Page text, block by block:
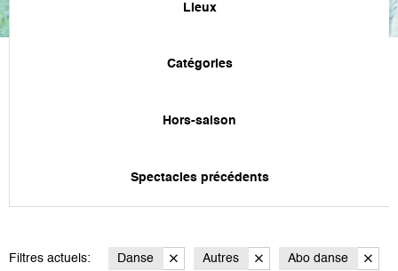
Lieux
Catégories
Hors-saison
Spectacles précédents
Filtres actuels: Danse Autres Abo danse